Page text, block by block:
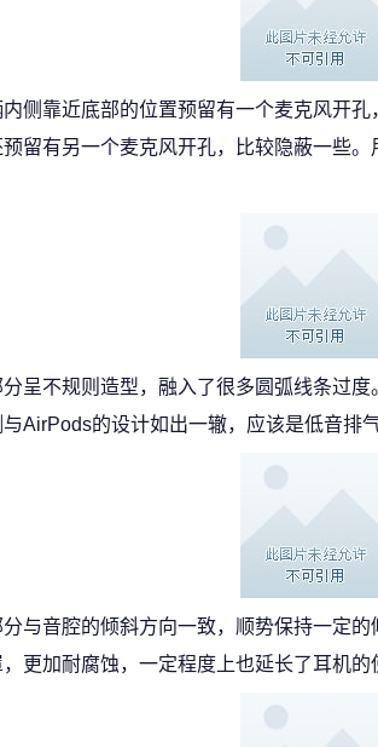
内侧靠近底部的位置预留有一个麦克风开
留有另一个麦克风开孔，比较隐蔽一些
分呈不规则造型，融入了很多圆弧线条过
AirPods的设计如出一辙，应该是低音排
分与音腔的倾斜方向一致，顺势保持一定
更加耐腐蚀，一定程度上也延长了耳机的